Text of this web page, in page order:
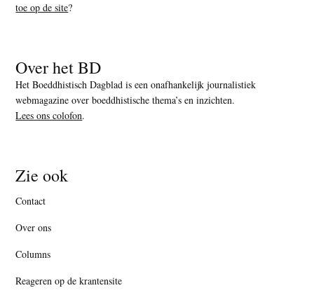
toe op de site?
Over het BD
Het Boeddhistisch Dagblad is een onafhankelijk journalistiek
webmagazine over boeddhistische thema’s en inzichten.
Lees ons colofon.
Zie ook
Contact
Over ons
Columns
Reageren op de krantensite